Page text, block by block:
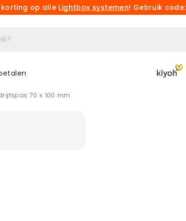
korting op alle Lightbox systemen! Gebruik code:
70 x 100 mm